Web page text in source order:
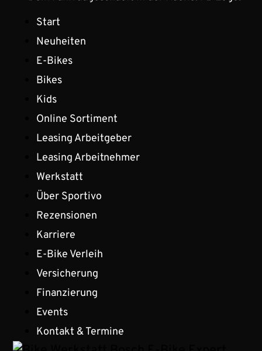
Start
Neuheiten
E-Bikes
Bikes
Kids
Online Sortiment
Leasing Arbeitgeber
Leasing Arbeitnehmer
Werkstatt
Über Sportivo
Rezensionen
Karriere
E-Bike Verleih
Versicherung
Finanzierung
Events
Kontakt & Termine